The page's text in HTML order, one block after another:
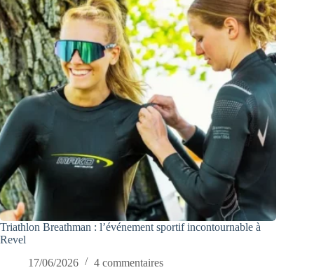
Triathlon Breathman : l’événement sportif incontournable à
Revel
17/06/2026
4 commentaires